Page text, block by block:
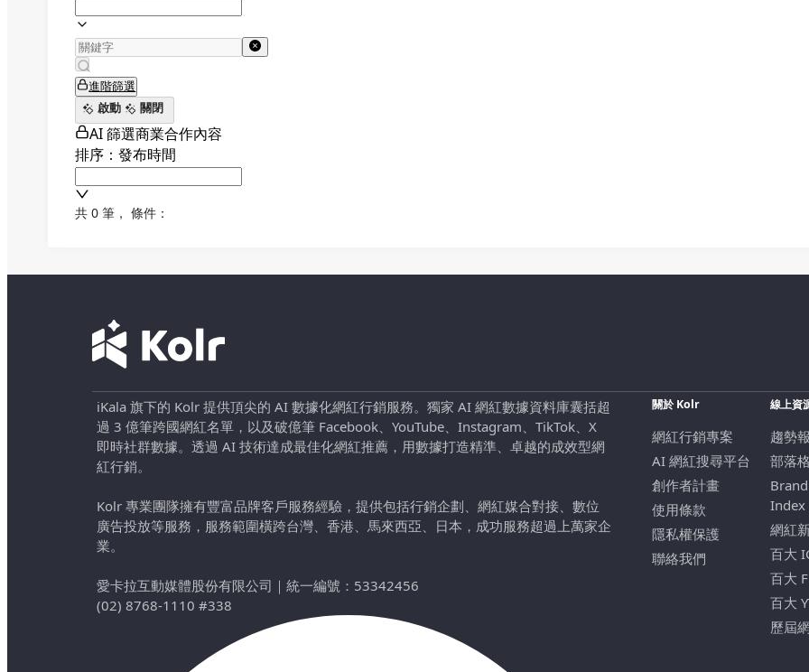
進階篩選
啟動
關閉
AI 篩選商業合作內容
排序：發布時間
共 0 筆 ， 條件：
iKala 旗下的 Kolr 提供頂尖的 AI 數據化網紅行銷服務。獨家 AI 網紅數據資料庫囊括超
過 3 億筆跨國網紅名單，以及破億筆 Facebook、YouTube、Instagram、TikTok、X
即時社群數據。透過 AI 技術達成最佳化網紅推薦，用數據打造精準、卓越的成效型網
紅行銷。
Kolr 專業團隊擁有豐富品牌客戶服務經驗，提供包括行銷企劃、網紅媒合對接、數位
廣告投放等服務，服務範圍橫跨台灣、香港、馬來西亞、日本，成功服務超過上萬家企
業。
愛卡拉互動媒體股份有限公司 ｜ 統一編號：53342456
(02) 8768-1110 #338
關於 Kolr
網紅行銷專案
AI 網紅搜尋平台
創作者計畫
使用條款
隱私權保護
聯絡我們
線上資
趨勢
部落格
Index
網紅
百大
百大
百大
歷屆